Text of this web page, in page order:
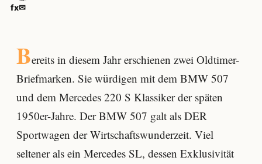
fx✉
Bereits in diesem Jahr erschienen zwei Oldtimer-
Briefmarken. Sie würdigen mit dem BMW 507
und dem Mercedes 220 S Klassiker der späten
1950er-Jahre. Der BMW 507 galt als DER
Sportwagen der Wirtschaftswunderzeit. Viel
seltener als ein Mercedes SL, dessen Exklusivität